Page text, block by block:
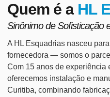
Quem é a HL
Sinônimo de Sofisticação
A HL Esquadrias nasceu
fornecedora — somos o
Com 15 anos de experiência
oferecemos instalação e
Curitiba, combinando